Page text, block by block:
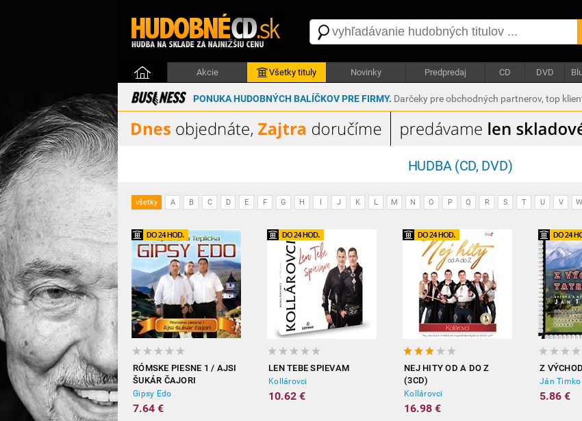
Akcie Všetky tituly Novinky Predpredaj CD DVD
PONUKA HUDOBNÝCH BALÍČKOV PRE FIRMY. Darčeky pre obchodných partnerov, top
HUDBA (CD, DVD)
všetky A B C D E F G H I J K L M N O P Q R S T U V W
RÓMSKE PIESNE 1 / AJSI
ŠUKÁR ČAJORI
Gipsy Edo
7.64 €
LEN TEBE SPIEVAM
Kollárovci
10.62 €
NEJ HITY OD A DO Z
(3CD)
Kollárovci
16.98 €
Z
Ján Timko
5.86 €